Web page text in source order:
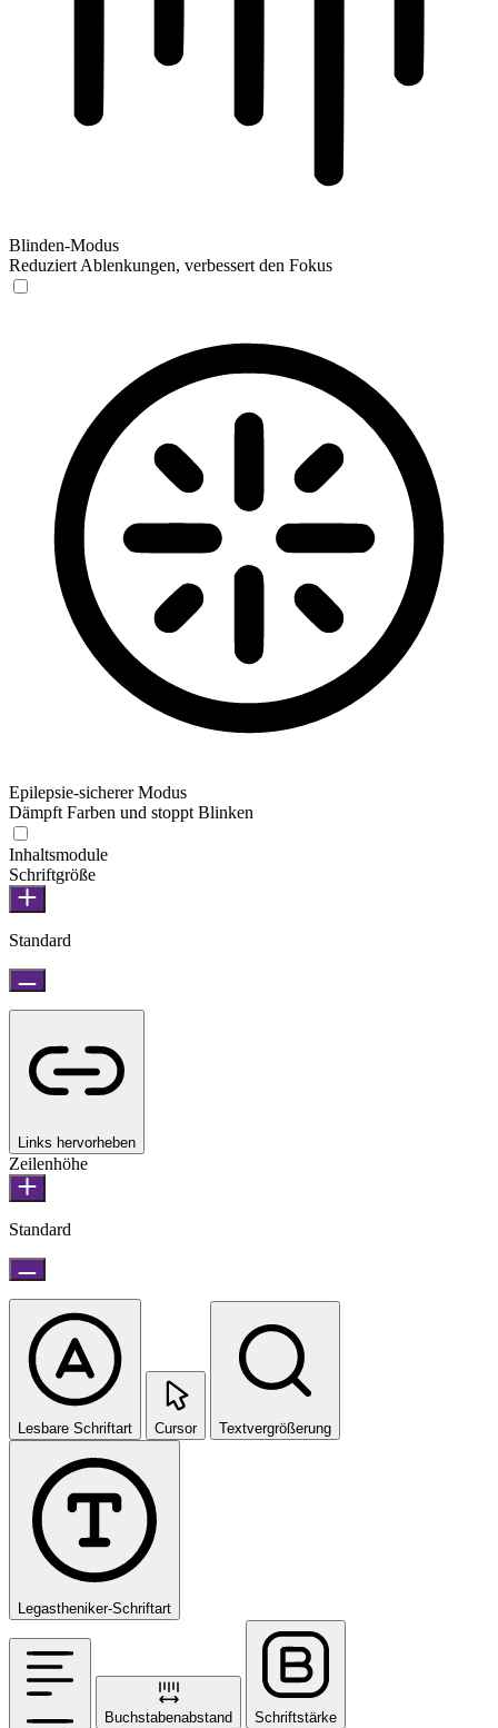
Blinden-Modus
Reduziert Ablenkungen, verbessert den Fokus
Epilepsie-sicherer Modus
Dämpft Farben und stoppt Blinken
Inhaltsmodule
Schriftgröße
Standard
Links hervorheben
Zeilenhöhe
Standard
Lesbare Schriftart Cursor Textvergrößerung
Legastheniker-Schriftart
Buchstabenabstand Schriftstärke